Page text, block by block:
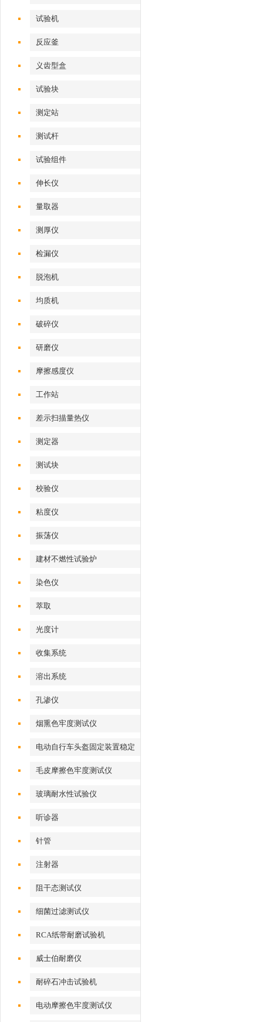
试验机‌
反应釜
义齿型盒
试验块
测定站‌
测试杆
试验组件
伸长仪
量取器
测厚仪
检漏仪
脱泡机
均质机
破碎仪
研磨仪
摩擦感度仪
工作站
差示扫描量热仪
测定器
测试块
校验仪
粘度仪
振荡仪
建材不燃性试验炉
染色仪
萃取
光度计
收集系统
溶出系统
孔渗仪
烟熏色牢度测试仪
电动自行车头盔固定装置稳定
性测试仪
毛皮摩擦色牢度测试仪
玻璃耐水性试验仪
听诊器
针管
注射器
阻干态测试仪
细菌过滤测试仪
RCA纸带耐磨试验机
威士伯耐磨仪
耐碎石冲击试验机
电动摩擦色牢度测试仪